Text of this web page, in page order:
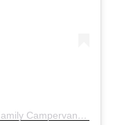
Post udostępniony przez VANDAL Family Campervan